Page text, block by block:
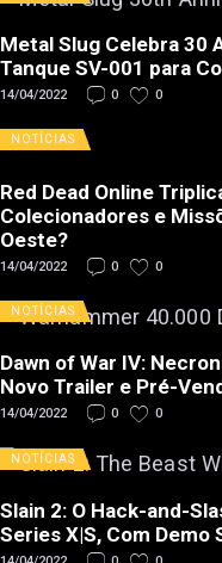
Metal Slug Celebra 30
Tanque SV-001 para
14/04/2022 0 0
NOTÍCIAS
Red Dead Online
Colecionadores e
Oeste?
14/04/2022 0 0
NOTÍCIAS
Dawn of War IV:
Novo Trailer e Pré-
14/04/2022 0 0
NOTÍCIAS
Slain 2: O Hack-and-
Series X|S, Com Demo